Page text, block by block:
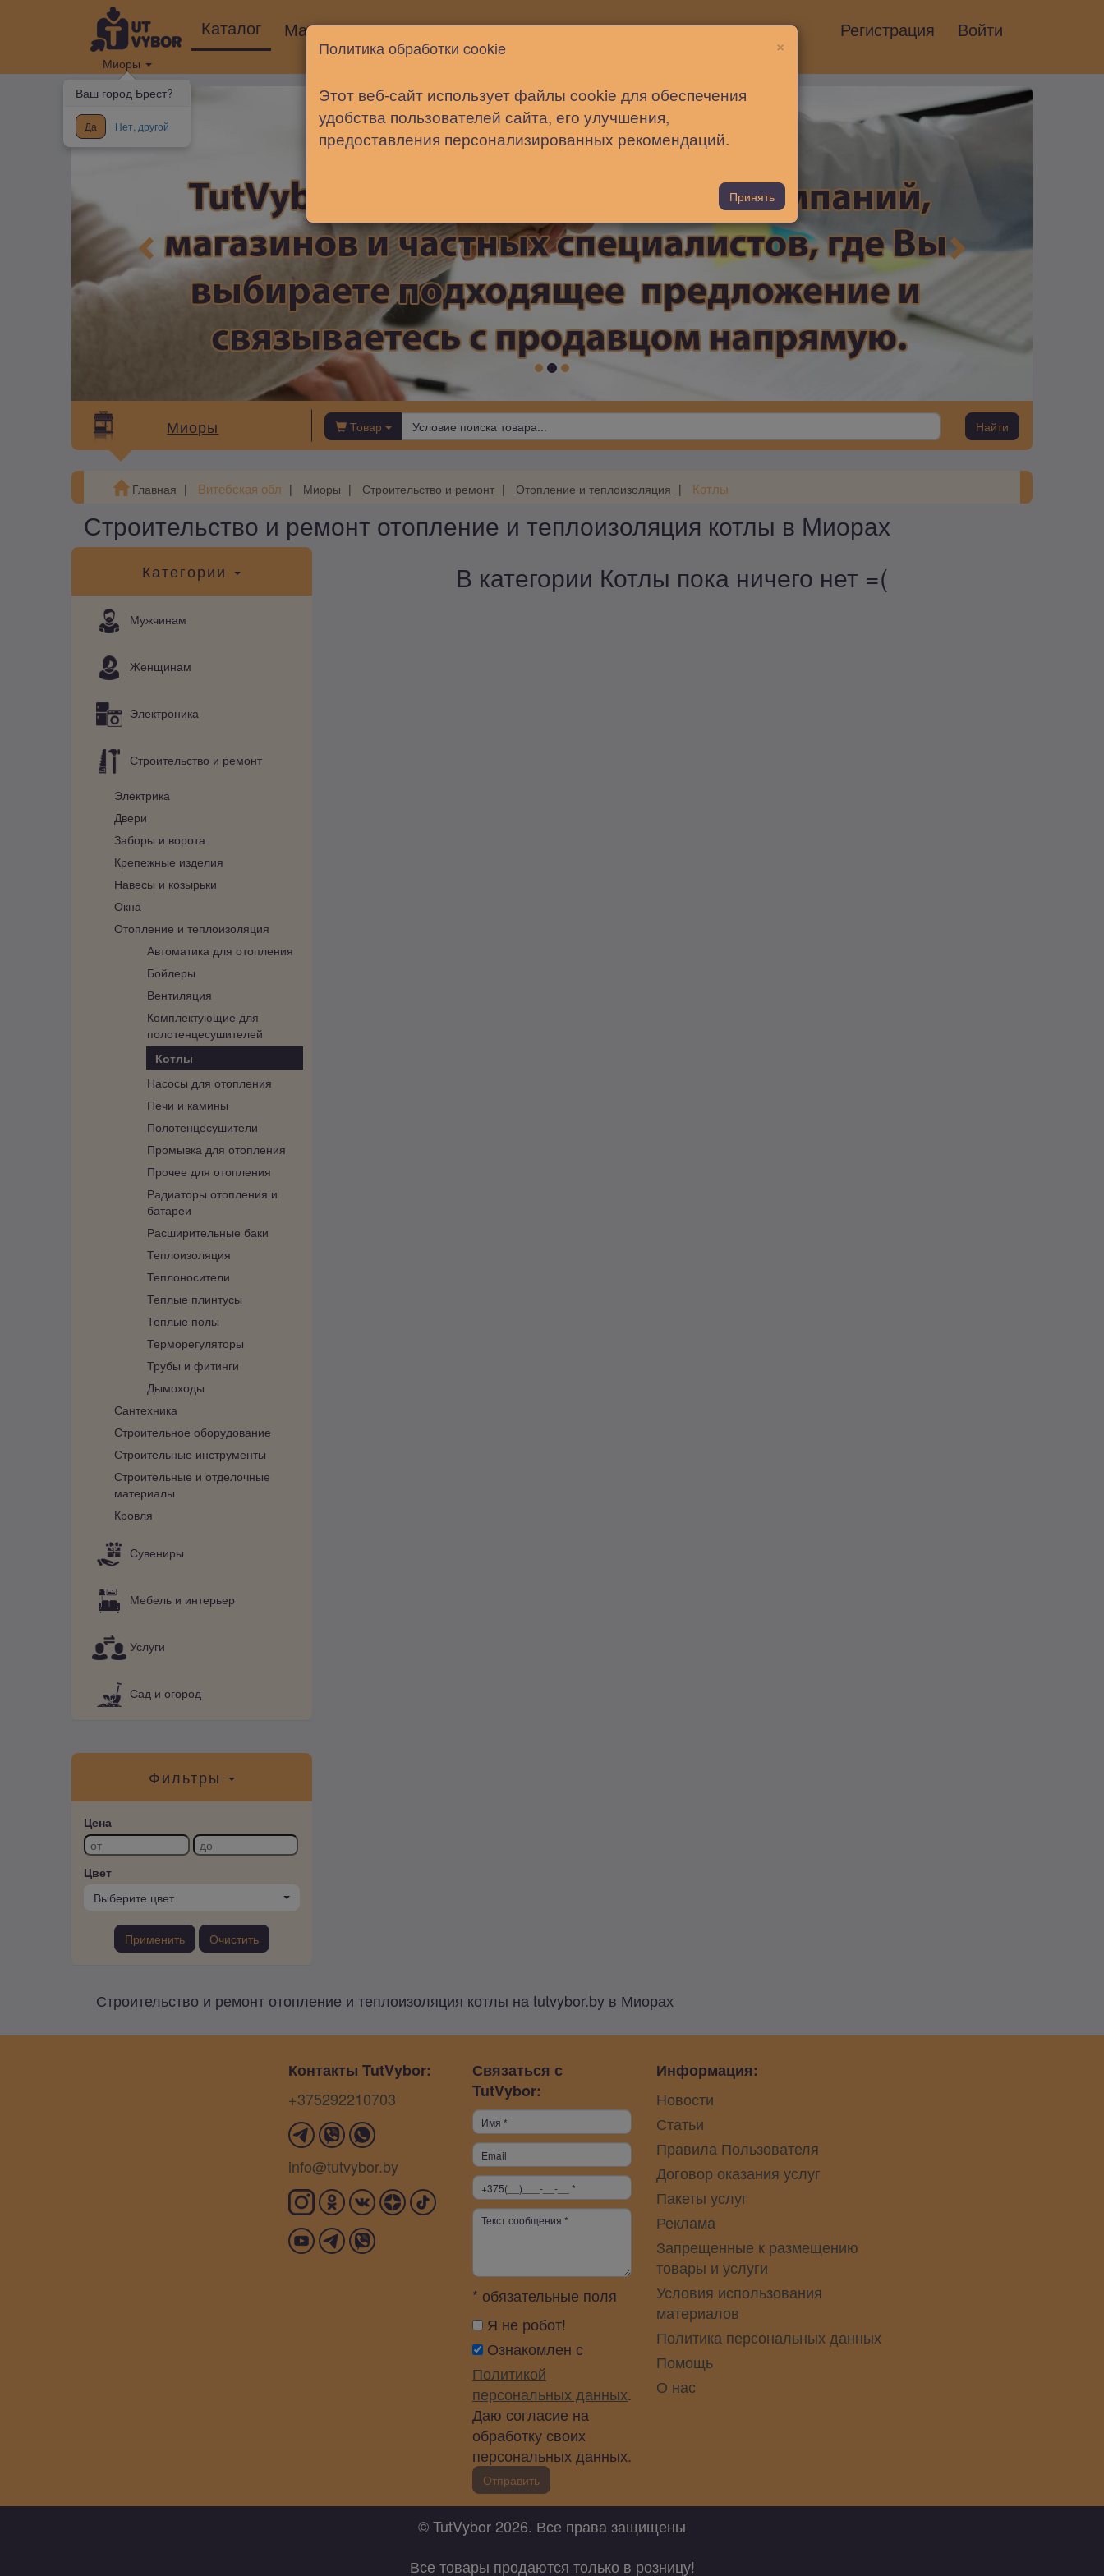
Миоры
Ваш город Брест?
Да Нет, другой
Каталог Магазины Новости Статьи Помощь Регистрация Войти
Миоры Товар Найти
Главная Витебская обл Миоры Строительство и ремонт Отопление и теплоизоляция Котлы
Строительство и ремонт отопление и теплоизоляция котлы в Миорах
Категории
Мужчинам
Женщинам
Электроника
Строительство и ремонт
Электрика
Двери
Заборы и ворота
Крепежные изделия
Навесы и козырьки
Окна
Отопление и теплоизоляция
Автоматика для отопления
Бойлеры
Вентиляция
Комплектующие для
полотенцесушителей
Котлы
Насосы для отопления
Печи и камины
Полотенцесушители
Промывка для отопления
Прочее для отопления
Радиаторы отопления и
батареи
Расширительные баки
Теплоизоляция
Теплоносители
Теплые плинтусы
Теплые полы
Терморегуляторы
Трубы и фитинги
Дымоходы
Сантехника
Строительное оборудование
Строительные инструменты
Строительные и отделочные
материалы
Кровля
Сувениры
Мебель и интерьер
Услуги
Сад и огород
Фильтры
Цена
Цвет
Выберите цвет
Применить Очистить
В категории Котлы пока ничего нет =(
Строительство и ремонт отопление и теплоизоляция котлы на tutvybor.by в Миорах
Контакты TutVybor:
+375292210703
info@tutvybor.by
Связаться с
TutVybor:
* обязательные поля
Я не робот!
Ознакомлен с
Политикой
персональных данных.
Даю согласие на
обработку своих
персональных данных.
Отправить
Информация:
Новости
Статьи
Правила Пользователя
Договор оказания услуг
Пакеты услуг
Реклама
Запрещенные к размещению
товары и услуги
Условия использования
материалов
Политика персональных данных
Помощь
О нас
© TutVybor 2026. Все права защищены
Все товары продаются только в розницу!
×
Политика обработки cookie
Этот веб-сайт использует файлы cookie для обеспечения
удобства пользователей сайта, его улучшения,
предоставления персонализированных рекомендаций.
Принять